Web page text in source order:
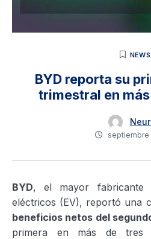
NEWS
BYD reporta su
trimestral en
septiembre
BYD, el mayor fabricante
eléctricos (EV), reportó una
beneficios netos del
primera en más de tres